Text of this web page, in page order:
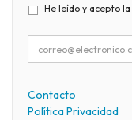
He leído y acepto la
Contacto
Política Privacidad